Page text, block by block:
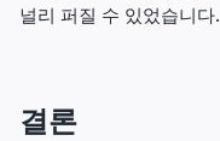
널리 퍼질 수 있었습니다.
결론